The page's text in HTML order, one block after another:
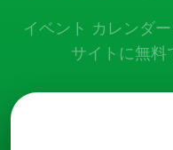
イベント カレンダ
サイトに無料